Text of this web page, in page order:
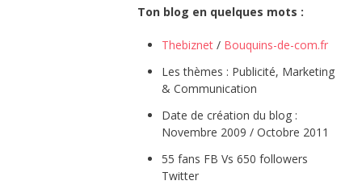
Ton blog en quelques mots :
Thebiznet/ Bouquins-de-com.fr
Les thèmes : Publicité, Marketing
& Communication
Date de création du blog :
Novembre 2009 / Octobre 2011
55 fans FB Vs 650 followers
Twitter